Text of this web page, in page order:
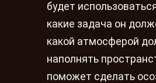
будет
какие задача он
какой атмосферой
наполнять
поможет сделать